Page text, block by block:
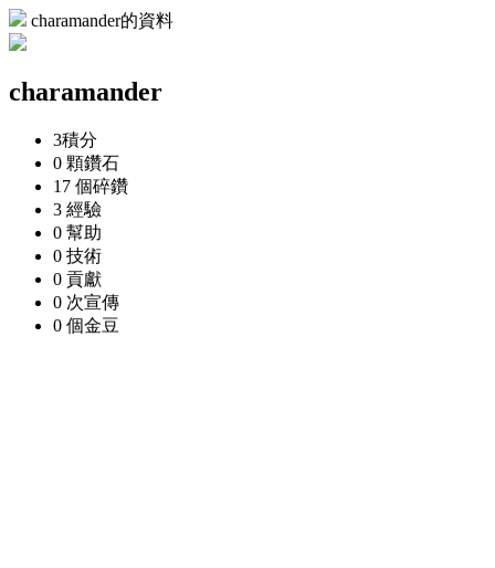
charamander的資料
charamander
3積分
0 顆鑽石
17 個碎鑽
3 經驗
0 幫助
0 技術
0 貢獻
0 次宣傳
0 個金豆